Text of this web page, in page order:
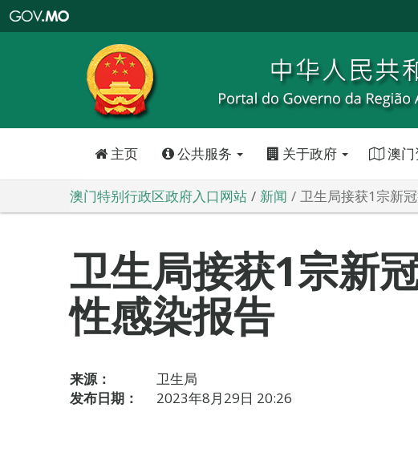
特
政
区
政
口
主页 公共服务 关于政府 澳门
澳门特别行政区政府入口网站 新闻 卫生局接获1宗新
卫生局接获1宗新
性感染报告
来源：
卫生局
发布日期：
2023年8月29日 20:26